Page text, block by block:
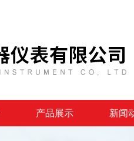
产品展示 新闻